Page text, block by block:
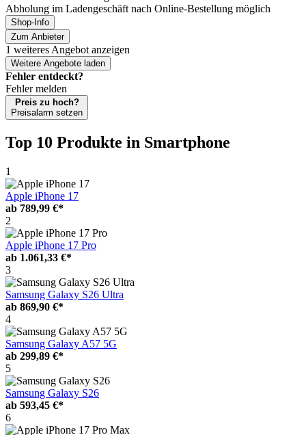
Abholung im Ladengeschäft nach Online-Bestellung möglich
Shop-Info
Zum Anbieter
1 weiteres Angebot anzeigen
Weitere Angebote laden
Fehler entdeckt?
Fehler melden
Preis zu hoch?
Preisalarm setzen
Top 10 Produkte in Smartphone
1
Apple iPhone 17
ab 789,99 €*
2
Apple iPhone 17 Pro
ab 1.061,33 €*
3
Samsung Galaxy S26 Ultra
ab 869,90 €*
4
Samsung Galaxy A57 5G
ab 299,89 €*
5
Samsung Galaxy S26
ab 593,45 €*
6